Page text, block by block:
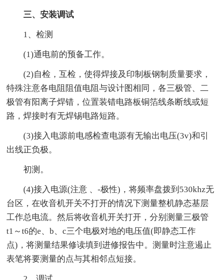
三、安装调试
1、检测
(1)通电前的预备工作。
(2)自检，互检，使得焊接及印制板钢制质量要求，
特殊注意各电阻阻值电阻与设计图相同，各三极管、二
极管有阳离子焊错，位置装错电路板铜箔线条断线或短
路，焊接时有无焊锡电路短路。
(3)接入电源前电感检查电源有无输出电压(3v)和引
出线正负极。
初测。
(4)接入电源(注意 、-极性)，将频率盘拨到530khz无
台区，在收音机开关不打开的情况下测量整机静态基层
工作总电流。然后将收音机开关打开，分别测量三极管
t1～t6的e、b、c三个电极对地的电压值(即静态工作
点)，将测量结果修读填到进修报告中。测量时注意遏止
表笔将要测量的点与其相邻点短接。